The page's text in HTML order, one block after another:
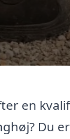
en
Du